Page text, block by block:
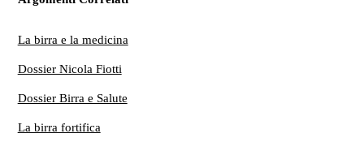
La birra e la medicina
Dossier Nicola Fiotti
Dossier Birra e Salute
La birra fortifica